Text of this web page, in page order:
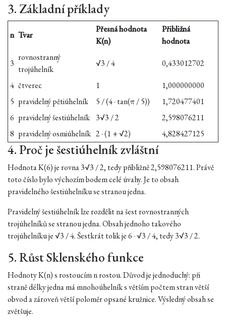
3. Základní příklady
n Tvar
Přesná hodnota
K(n)
Přibližná
hodnota
3
rovnostranný
trojúhelník
√3 / 4 0,433012702
4 čtverec 1
1,000000000
5 pravidelný pětiúhelník 5 / (4 · tan(π / 5))
1,720477401
6 pravidelný šestiúhelník 3√3 / 2
2,598076211
8 pravidelný osmiúhelník 2 · (1 + √2) 4,828427125
4. Proč je šestiúhelník zvláštní
Hodnota K(6) je rovna 3√3 / 2, tedy přibližně 2,598076211. Právě
toto číslo bylo výchozím bodem celé úvahy. Je to obsah
pravidelného šestiúhelníku se stranou jedna.
Pravidelný šestiúhelník lze rozdělit na šest rovnostranných
trojúhelníků se stranou jedna. Obsah jednoho takového
trojúhelníku je √3 / 4. Šestkrát tolik je 6 · √3 / 4, tedy 3√3 / 2.
5. Růst Sklenského funkce
Hodnoty K(n) s rostoucím n rostou. Důvod je jednoduchý: při
straně délky jedna má mnohoúhelník s větším počtem stran větší
obvod a zároveň větší poloměr opsané kružnice. Výsledný obsah se
zvětšuje.